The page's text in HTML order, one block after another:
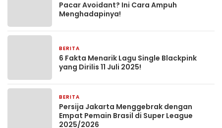
Pacar Avoidant? Ini Cara Ampuh
Menghadapinya!
BERITA
6 Fakta Menarik Lagu Single Blackpink
yang Dirilis 11 Juli 2025!
BERITA
Persija Jakarta Menggebrak dengan
Empat Pemain Brasil di Super League
2025/2026